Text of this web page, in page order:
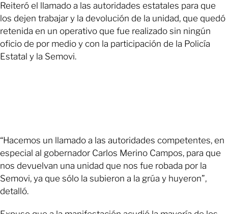
Reiteró el llamado a las autoridades estatales para que
los dejen trabajar y la devolución de la unidad, que quedó
retenida en un operativo que fue realizado sin ningún
oficio de por medio y con la participación de la Policía
Estatal y la Semovi.
“Hacemos un llamado a las autoridades competentes, en
especial al gobernador Carlos Merino Campos, para que
nos devuelvan una unidad que nos fue robada por la
Semovi, ya que sólo la subieron a la grúa y huyeron”,
detalló.